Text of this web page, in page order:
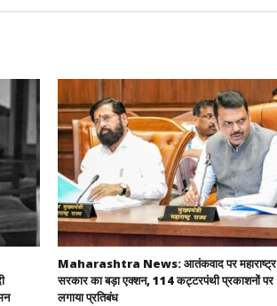
Maharashtra News: आतंकवाद पर महाराष्ट्र
सरकार का बड़ा एक्शन, 114 कट्टरपंथी प्रकाशनों पर
लगाया प्रतिबंध